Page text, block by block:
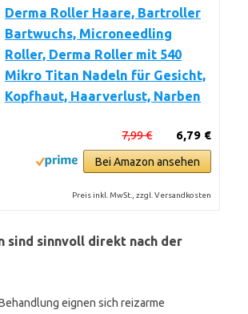
Derma Roller Haare, Bartroller
Bartwuchs, Microneedling
Roller, Derma Roller mit 540
Mikro Titan Nadeln für Gesicht,
Kopfhaut, Haarverlust, Narben
6,79 €
7,99 €
Bei Amazon ansehen
Preis inkl. MwSt., zzgl. Versandkosten
sind sinnvoll direkt nach der
eignen sich reizarme